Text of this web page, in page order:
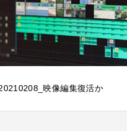
映像編集復活か